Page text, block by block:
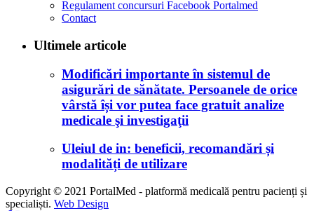
Regulament concursuri Facebook Portalmed
Contact
Ultimele articole
Modificări importante în sistemul de
asigurări de sănătate. Persoanele de orice
vârstă își vor putea face gratuit analize
medicale şi investigaţii
Uleiul de in: beneficii, recomandări și
modalități de utilizare
Copyright © 2021 PortalMed - platformă medicală pentru pacienți și
specialiști. Web Design